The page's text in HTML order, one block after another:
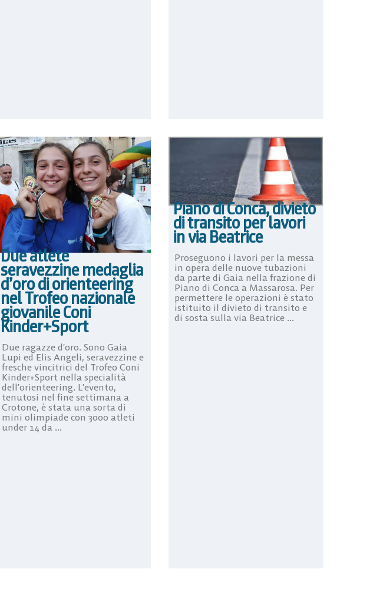
Due atlete
seravezzine medaglia
d’oro di orienteering
nel Trofeo nazionale
giovanile Coni
Kinder+Sport
Due ragazze d’oro. Sono Gaia
Lupi ed Elis Angeli, seravezzine e
fresche vincitrici del Trofeo Coni
Kinder+Sport nella specialità
dell’orienteering. L’evento,
tenutosi nel fine settimana a
Crotone, è stata una sorta di
mini olimpiade con 3000 atleti
under 14 da ...
Piano di Conca, divieto
di transito per lavori
in via Beatrice
Proseguono i lavori per la messa
in opera delle nuove tubazioni
da parte di Gaia nella frazione di
Piano di Conca a Massarosa. Per
permettere le operazioni è stato
istituito il divieto di transito e
di sosta sulla via Beatrice ...